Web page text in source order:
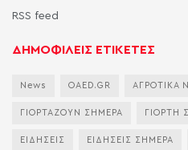
RSS feed
ΔΗΜΟΦΙΛΕΙΣ ΕΤΙΚΕΤΕΣ
News OAED.GR ΑΓΡΟΤΙΚΑ
ΓΙΟΡΤΑΖΟΥΝ ΣΗΜΕΡΑ ΓΙΟΡΤΗ
ΕΙΔΗΣΕΙΣ ΕΙΔΗΣΕΙΣ ΣΗΜΕΡΑ